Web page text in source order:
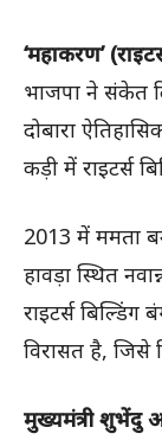
‘महाकरण’
भाजपा ने संकेत
दोबारा
कड़ी में राइटर्स
2013 में ममता
हावड़ा स्थित
राइटर्स
विरासत है, जिसे
मुख्यमंत्री शुभेंदु